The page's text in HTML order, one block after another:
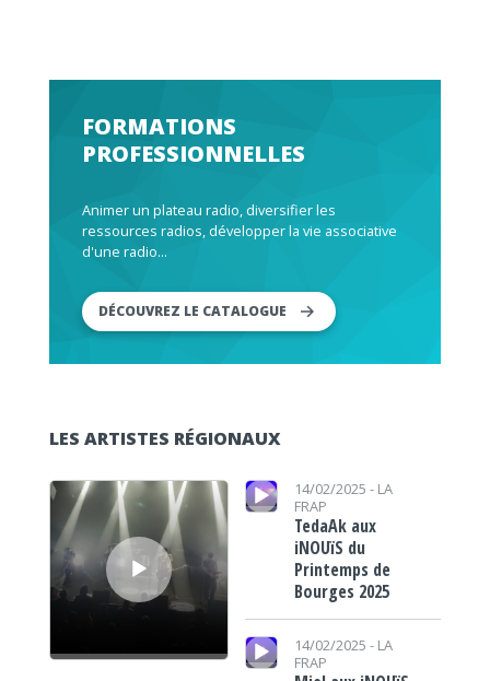
FORMATIONS
PROFESSIONNELLES
Animer un plateau radio, diversifier les
ressources radios, développer la vie associative
d'une radio...
DÉCOUVREZ LE CATALOGUE
LES ARTISTES RÉGIONAUX
Lecteur audio
Lecteur audio 14/02/2025 - LA
FRAP
TedaAk aux
iNOUïS du
Printemps de
Bourges 2025
Lecteur audio
14/02/2025 - LA
FRAP